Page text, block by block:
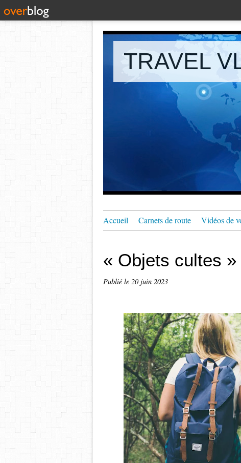
TRAVEL
Accueil Carnets de route Vidéos de
« Objets cultes
Publié le 20 juin 2023